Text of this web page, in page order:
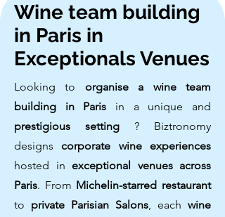
Wine team building
in Paris in
Exceptionals Venues
Looking to organise a wine team
building in Paris in a unique and
prestigious setting ? Biztronomy
designscorporate wine experiences
hosted in exceptional venues across
Paris. From Michelin-starred restaurant
to private Parisian Salons, each wine